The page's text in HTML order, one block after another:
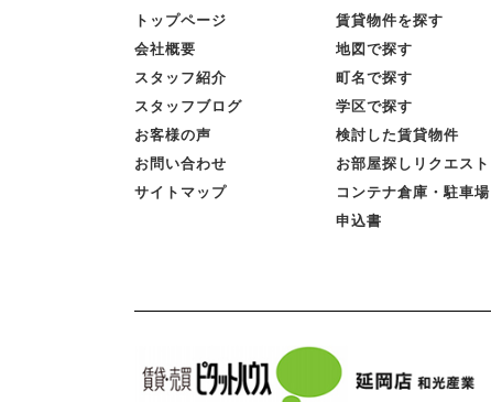
トップページ
会社概要
スタッフ紹介
スタッフブログ
お客様の声
お問い合わせ
サイトマップ
賃貸物件を探す
地図で探す
町名で探す
学区で探す
検討した賃貸物件
お部屋探しリクエスト
コンテナ倉庫・駐車場
申込書